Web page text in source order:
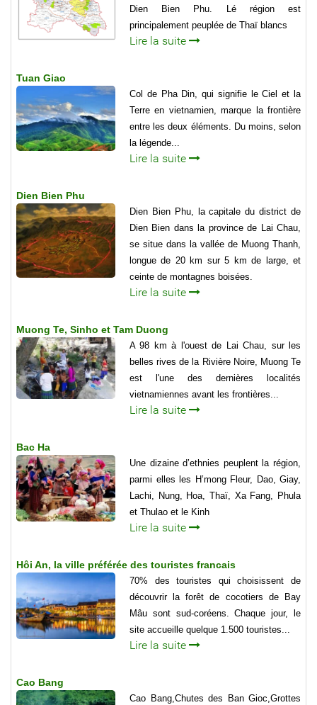
Dien Bien Phu. Lé région est
principalement peuplée de Thaï blancs
Lire la suite
Tuan Giao
Col de Pha Din, qui signifie le Ciel et la
Terre en vietnamien, marque la frontière
entre les deux éléments. Du moins, selon
la légende...
Lire la suite
Dien Bien Phu
Dien Bien Phu, la capitale du district de
Dien Bien dans la province de Lai Chau,
se situe dans la val­lée de Muong Thanh,
longue de 20 km sur 5 km de large, et
ceinte de montagnes boisées.
Lire la suite
Muong Te, Sinho et Tam Duong
A 98 km à l'ouest de Lai Chau, sur les
belles rives de la Rivière Noire, Muong Te
est l'une des dernières localités
vietnamiennes avant les frontières...
Lire la suite
Bac Ha
Une dizaine d’ethnies peuplent la région,
parmi elles les H’mong Fleur, Dao, Giay,
Lachi, Nung, Hoa, Thaï, Xa Fang, Phula
et Thulao et le Kinh
Lire la suite
Hôi An, la ville préférée des touristes francais
70% des touristes qui choisissent de
découvrir la forêt de cocotiers de Bay
Mâu sont sud-coréens. Chaque jour, le
site accueille quelque 1.500 touristes...
Lire la suite
Cao Bang
Cao Bang,Chutes des Ban Gioc,Grottes